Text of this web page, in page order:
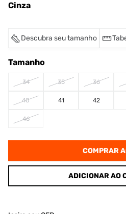
Cinza
Descubra seu tamanho
Tamanho
34 35 36
40 41 42
46
COMPRAR
ADICIONAR AO